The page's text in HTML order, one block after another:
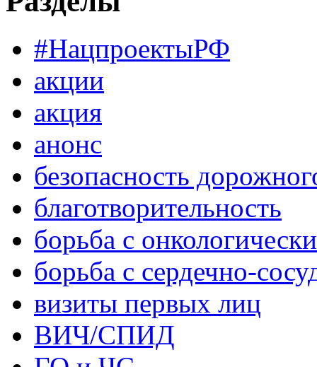
#НацпроектыРФ
акции
акция
анонс
безопасность
благотворительность
борьба с
борьба с сердечно-
визиты первых лиц
ВИЧ/СПИД